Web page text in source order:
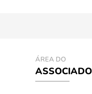
ÁREA DO
ASSOCIADO